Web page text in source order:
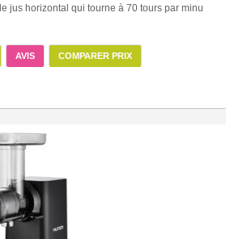
jus horizontal qui tourne à 70 tours par minu
AVIS COMPARER PRIX